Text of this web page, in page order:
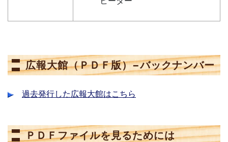
広報大館（ＰＤＦ版）−バックナンバー
過去発行した広報大館はこちら
ＰＤＦファイルを見るためには